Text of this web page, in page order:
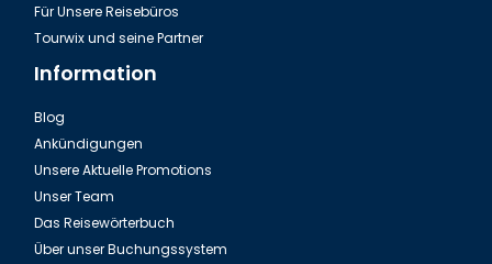
Für Unsere Reisebüros
Tourwix und seine Partner
Information
Blog
Ankündigungen
Unsere Aktuelle Promotions
Unser Team
Das Reisewörterbuch
Über unser Buchungssystem